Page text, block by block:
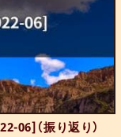
06]（振り返り）